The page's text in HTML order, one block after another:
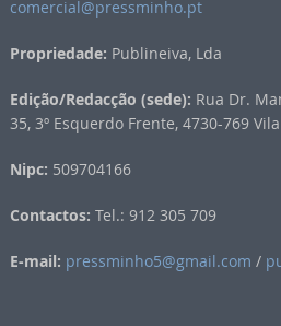
comercial@pressminho.pt
Propriedade: Publineiva, Lda
Edição/Redacção (sede): Rua Dr.
35, 3º Esquerdo Frente, 4730-769
Nipc: 509704166
Contactos: Tel.: 912 305 709
E-mail: pressminho5@gmail.com /